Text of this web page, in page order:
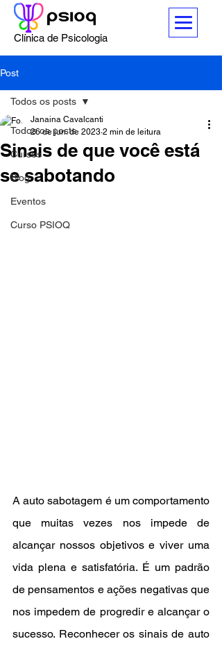
Clínica de Psicologia
Post
Todos os posts
Cursos
Blog
Eventos
Curso PSIOQ
Todos os posts
Sinais de que você está
se sabotando
Janaina Cavalcanti
26 de jun. de 2023 2 min de leitura
A auto sabotagem é um comportamento
que muitas vezes nos impede de
alcançar nossos objetivos e viver uma
vida plena e satisfatória. É um padrão
de pensamentos e ações negativas que
nos impedem de progredir e alcançar o
sucesso. Reconhecer os sinais de auto